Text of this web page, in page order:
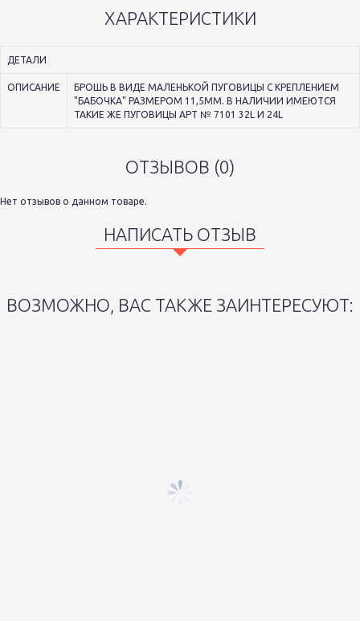
ХАРАКТЕРИСТИКИ
ДЕТАЛИ
ОПИСАНИЕ
БРОШЬ В ВИДЕ МАЛЕНЬКОЙ ПУГОВИЦЫ С КРЕПЛЕНИЕМ
"БАБОЧКА" РАЗМЕРОМ 11,5ММ. В НАЛИЧИИ ИМЕЮТСЯ
ТАКИЕ ЖЕ ПУГОВИЦЫ АРТ № 7101 32L И 24L
ОТЗЫВОВ (0)
Нет отзывов о данном товаре.
НАПИСАТЬ ОТЗЫВ
ВОЗМОЖНО, ВАС ТАКЖЕ ЗАИНТЕРЕСУЮТ: